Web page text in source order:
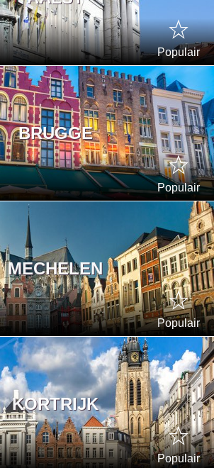
Populair
BRUGGE
Populair
MECHELEN
Populair
KORTRIJK
Populair